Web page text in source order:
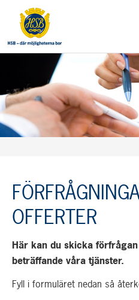
OFFERTER
Här kan du skicka
beträffande våra tjänster.
Fyll i formuläret nedan så